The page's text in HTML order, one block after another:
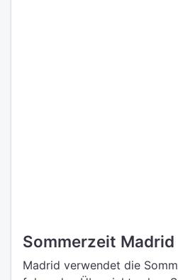
Sommerzeit Madrid
Madrid verwendet die